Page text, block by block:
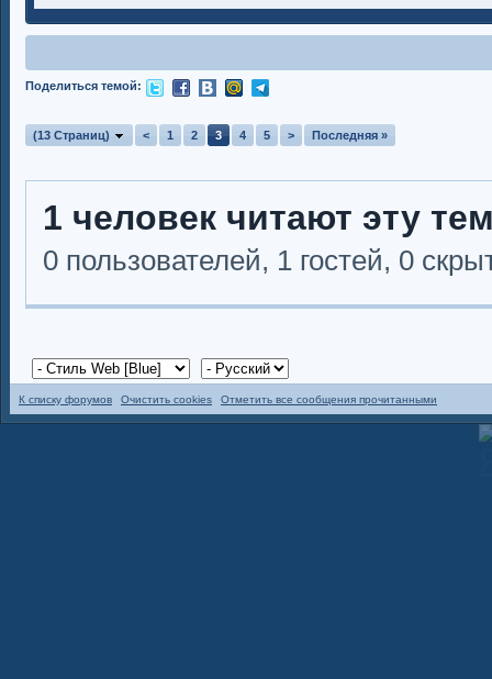
Поделиться темой:
(13 Страниц) < 1 2 3 4 5 > Последняя »
1 человек читают эту
0 пользователей, 1 гостей, 0
К списку форумов Очистить cookies Отметить все сообщения прочитанными